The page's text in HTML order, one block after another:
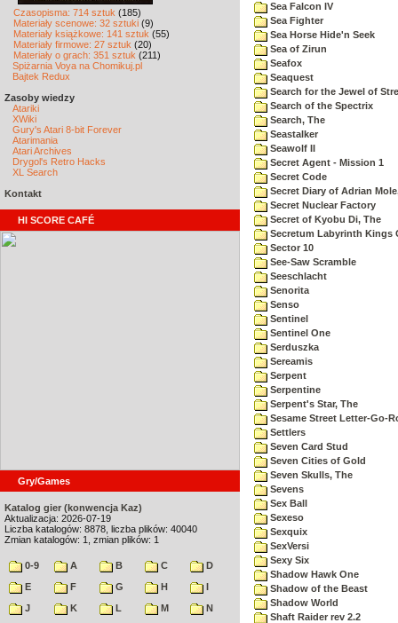
Czasopisma: 714 sztuk (185)
Materiały scenowe: 32 sztuki (9)
Materiały książkowe: 141 sztuk (55)
Materiały firmowe: 27 sztuk (20)
Materiały o grach: 351 sztuk (211)
Spiżarnia Voya na Chomikuj.pl
Bajtek Redux
Zasoby wiedzy
Atariki
XWiki
Gury's Atari 8-bit Forever
Atarimania
Atari Archives
Drygol's Retro Hacks
XL Search
Kontakt
HI SCORE CAFÉ
Gry/Games
Katalog gier (konwencja Kaz)
Aktualizacja: 2026-07-19
Liczba katalogów: 8878, liczba plików: 40040
Zmian katalogów: 1, zmian plików: 1
0-9 A B C
D
E
F G H
I
J
K L M
N
Sea Falcon IV
Sea Fighter
Sea Horse Hide'n Seek
Sea of Zirun
Seafox
Seaquest
Search for the Jewel of
Search of the Spectrix
Search, The
Seastalker
Seawolf II
Secret Agent - Mission 1
Secret Code
Secret Diary of Adrian
Secret Nuclear Factory
Secret of Kyobu Di, The
Secretum Labyrinth Kings
Sector 10
See-Saw Scramble
Seeschlacht
Senorita
Senso
Sentinel
Sentinel One
Serduszka
Sereamis
Serpent
Serpentine
Serpent's Star, The
Sesame Street Letter-Go-
Settlers
Seven Card Stud
Seven Cities of Gold
Seven Skulls, The
Sevens
Sex Ball
Sexeso
Sexquix
SexVersi
Sexy Six
Shadow Hawk One
Shadow of the Beast
Shadow World
Shaft Raider rev 2.2